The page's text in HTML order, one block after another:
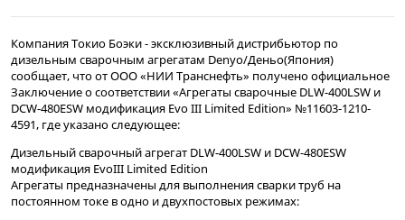
Компания Токио Боэки - эксклюзивный дистрибьютор по
дизельным сварочным агрегатам Denyo/Деньо(Япония)
сообщает, что отООО «НИИ Транснефть» получено официальное
Заключение о соответствии «Агрегаты сварочные DLW-400LSW и
DCW-480ESW модификация Evo III Limited Edition» №11603-1210-
4591, где указано следующее:
Дизельный сварочный агрегат DLW-400LSW и DCW-480ESW
модификация EvoIII Limited Edition
Агрегаты предназначены для выполнения сварки труб на
постоянном токе в одно и двухпостовых режимах: